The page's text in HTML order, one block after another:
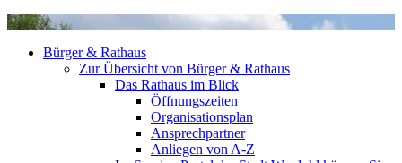
Bürger & Rathaus
Zur Übersicht von Bürger & Rathaus
Das Rathaus im Blick
Öffnungszeiten
Organisationsplan
Ansprechpartner
Anliegen von A-Z